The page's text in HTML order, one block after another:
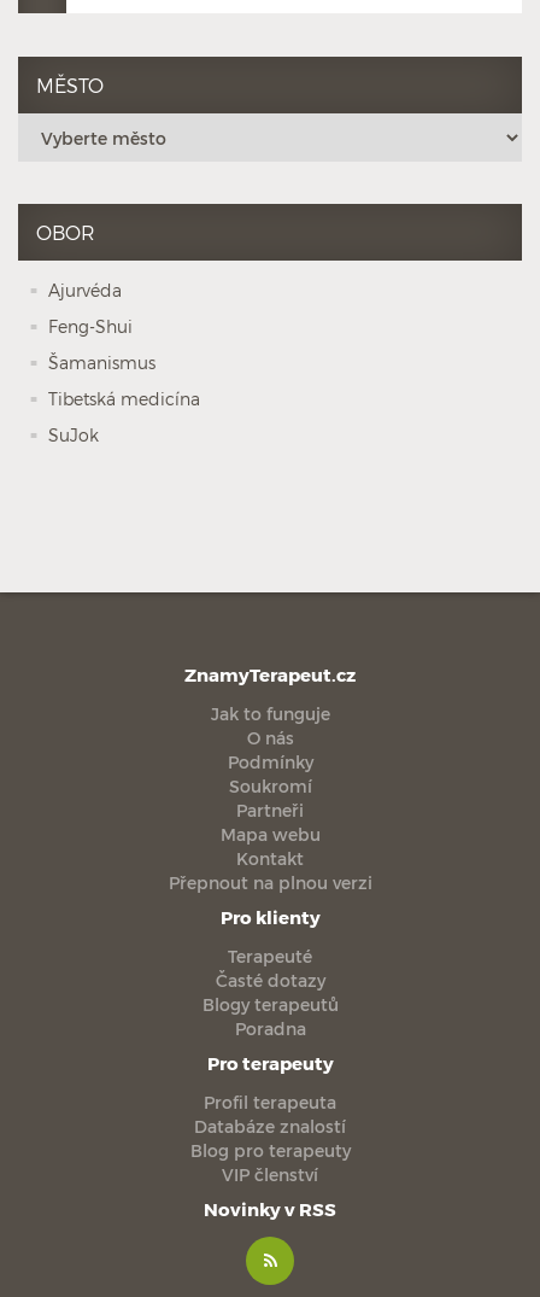
MĚSTO
OBOR
Ajurvéda
Feng-Shui
Šamanismus
Tibetská medicína
SuJok
ZnamyTerapeut.cz
Jak to funguje
O nás
Podmínky
Soukromí
Partneři
Mapa webu
Kontakt
Přepnout na plnou verzi
Pro klienty
Terapeuté
Časté dotazy
Blogy terapeutů
Poradna
Pro terapeuty
Profil terapeuta
Databáze znalostí
Blog pro terapeuty
VIP členství
Novinky v RSS